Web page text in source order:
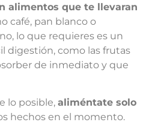
alimentos que te llevaran
café, pan blanco o
lo que requieres es un
digestión, como las frutas
de inmediato y que
lo posible, aliméntate solo
hechos en el momento.